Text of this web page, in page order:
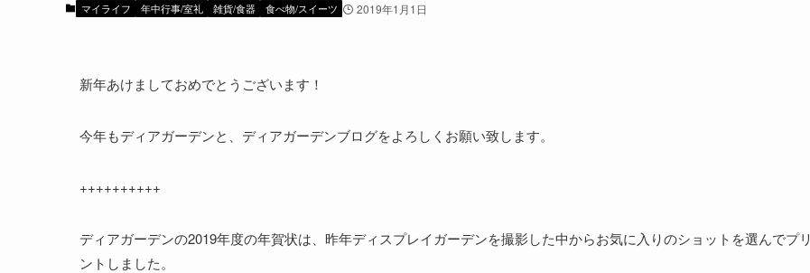
マイライフ 年中行事/室礼 雑貨/食器 食べ物/スイーツ 2019年1月1日
新年あけましておめでとうございます！
今年もディアガーデンと、ディアガーデンブログをよろしくお願い致します。
++++++++++
ディアガーデンの2019年度の年賀状は、昨年ディスプレイガーデンを撮影した中からお気に入りのショットを選んでプリ
ントしました。